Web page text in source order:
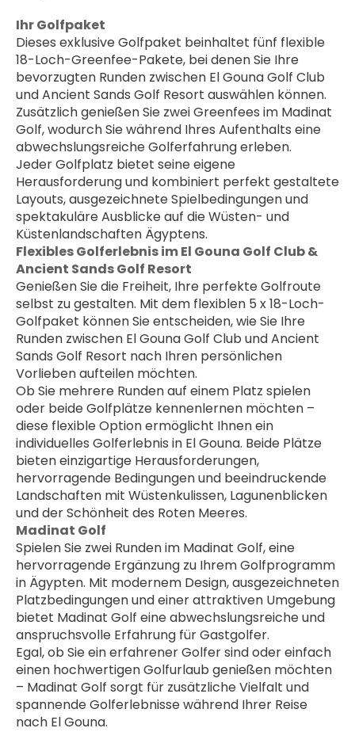
Ihr Golfpaket
Dieses exklusive Golfpaket beinhaltet fünf flexible
18-Loch-Greenfee-Pakete, bei denen Sie Ihre
bevorzugten Runden zwischen El Gouna Golf Club
und Ancient Sands Golf Resort auswählen können.
Zusätzlich genießen Sie zwei Greenfees im Madinat
Golf, wodurch Sie während Ihres Aufenthalts eine
abwechslungsreiche Golferfahrung erleben.
Jeder Golfplatz bietet seine eigene
Herausforderung und kombiniert perfekt gestaltete
Layouts, ausgezeichnete Spielbedingungen und
spektakuläre Ausblicke auf die Wüsten- und
Küstenlandschaften Ägyptens.
Flexibles Golferlebnis im El Gouna Golf Club &
Ancient Sands Golf Resort
Genießen Sie die Freiheit, Ihre perfekte Golfroute
selbst zu gestalten. Mit dem flexiblen 5 x 18-Loch-
Golfpaket können Sie entscheiden, wie Sie Ihre
Runden zwischen El Gouna Golf Club und Ancient
Sands Golf Resort nach Ihren persönlichen
Vorlieben aufteilen möchten.
Ob Sie mehrere Runden auf einem Platz spielen
oder beide Golfplätze kennenlernen möchten –
diese flexible Option ermöglicht Ihnen ein
individuelles Golferlebnis in El Gouna. Beide Plätze
bieten einzigartige Herausforderungen,
hervorragende Bedingungen und beeindruckende
Landschaften mit Wüstenkulissen, Lagunenblicken
und der Schönheit des Roten Meeres.
Madinat Golf
Spielen Sie zwei Runden im Madinat Golf, eine
hervorragende Ergänzung zu Ihrem Golfprogramm
in Ägypten. Mit modernem Design, ausgezeichneten
Platzbedingungen und einer attraktiven Umgebung
bietet Madinat Golf eine abwechslungsreiche und
anspruchsvolle Erfahrung für Gastgolfer.
Egal, ob Sie ein erfahrener Golfer sind oder einfach
einen hochwertigen Golfurlaub genießen möchten
– Madinat Golf sorgt für zusätzliche Vielfalt und
spannende Golferlebnisse während Ihrer Reise
nach El Gouna.